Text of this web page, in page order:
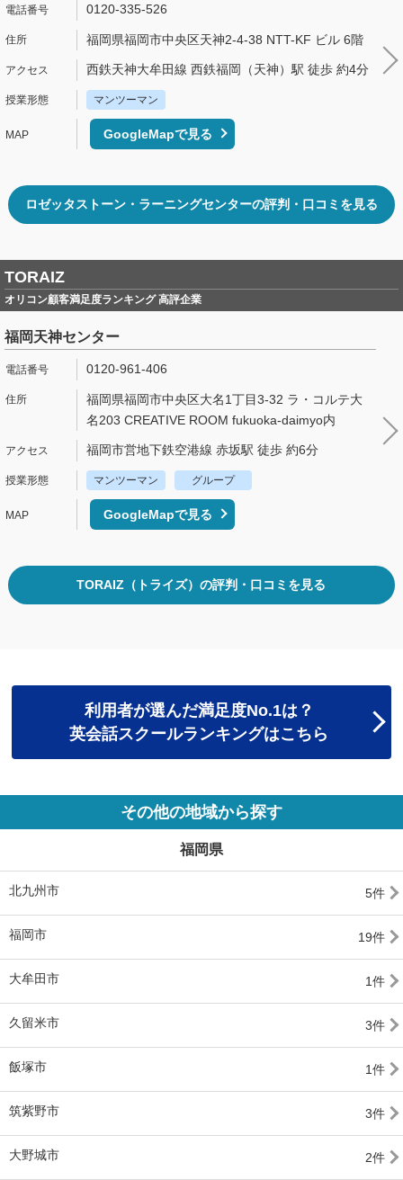
0120-335-526
福岡県福岡市中央区天神2-4-38 NTT-KF ビル 6階
西鉄天神大牟田線 西鉄福岡（天神）駅 徒歩 約4分
マンツーマン
GoogleMapで見る
ロゼッタストーン・ラーニングセンターの評判・口コミを見る
TORAIZ
オリコン顧客満足度ランキング 高評企業
福岡天神センター
0120-961-406
福岡県福岡市中央区大名1丁目3-32 ラ・コルテ大
名203 CREATIVE ROOM fukuoka-daimyo内
福岡市営地下鉄空港線 赤坂駅 徒歩 約6分
マンツーマン グループ
GoogleMapで見る
TORAIZ（トライズ）の評判・口コミを見る
利用者が選んだ満足度No.1は？
英会話スクールランキングはこちら
その他の地域から探す
福岡県
北九州市 5件
福岡市 19件
大牟田市 1件
久留米市 3件
飯塚市 1件
筑紫野市 3件
大野城市 2件